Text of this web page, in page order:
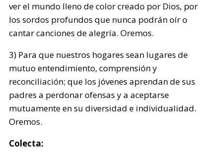
ver el mundo lleno de color creado por Dios, por
los sordos profundos que nunca podrán oír o
cantar canciones de alegría. Oremos.
3) Para que nuestros hogares sean lugares de
mutuo entendimiento, comprensión y
reconciliación; que los jóvenes aprendan de sus
padres a perdonar ofensas y a aceptarse
mutuamente en su diversidad e individualidad.
Oremos.
Colecta: